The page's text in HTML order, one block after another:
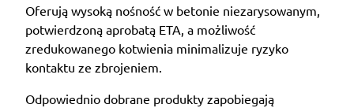
Oferują wysoką nośność w betonie niezarysowanym,
potwierdzoną aprobatą ETA, a możliwość
zredukowanego kotwienia minimalizuje ryzyko
kontaktu ze zbrojeniem.
Odpowiednio dobrane produkty zapobiegają